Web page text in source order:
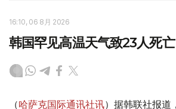
16:10, 06 8月 2026
韩国罕见高温天气致23人死亡
（哈萨克国际通讯社讯）据韩联社报道